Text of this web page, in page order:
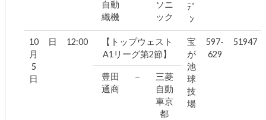
ﾃﾞ
ﾝ
自動
織機
ソニ
ック
10
月
5
日
日 12:00
【トップウェスト
A1リーグ第2節】
宝
が
池
球
技
場
597-
629
51947
豊田
通商
－
三菱
自動
車京
都